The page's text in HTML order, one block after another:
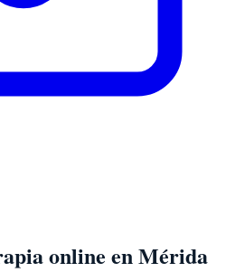
online en Mérida